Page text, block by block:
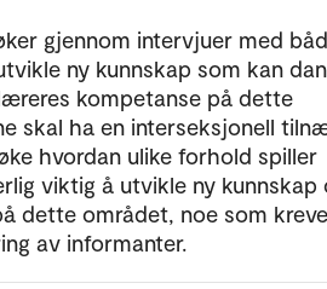
gjennom intervjuer med
ny kunnskap som kan
kompetanse på dette
skal ha en interseksjonell
hvordan ulike forhold spiller
viktig å utvikle ny kunnskap
dette området, noe som
av informanter.